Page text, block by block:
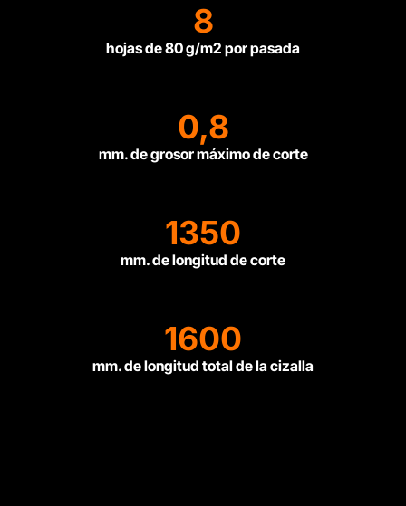
8
hojas de 80 g/m2 por pasada
0,8
mm. de grosor máximo de corte
1350
mm. de longitud de corte
1600
mm. de longitud total de la cizalla